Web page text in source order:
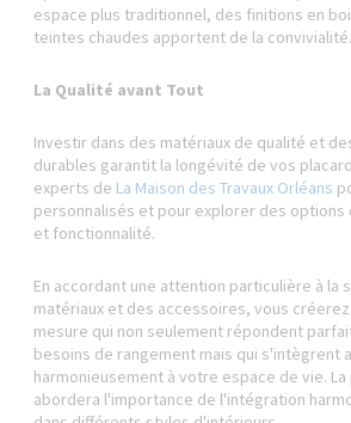
espace plus traditionnel, des finitions en
teintes chaudes apportent de la convivialité.
La Qualité avant Tout
Investir dans des matériaux de qualité et
durables garantit la longévité de vos
experts de La Maison des Travaux Orléans
personnalisés et pour explorer des options
et fonctionnalité.
En accordant une attention particulière à la
matériaux et des accessoires, vous
mesure qui non seulement répondent
besoins de rangement mais qui s'intègrent
harmonieusement à votre espace de vie.
abordera l'importance de l'intégration